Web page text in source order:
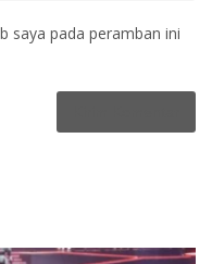
saya pada peramban ini